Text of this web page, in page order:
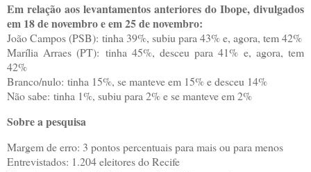
Em relação aos levantamentos anteriores do Ibope, divulgados
em 18 de novembro e em 25 de novembro:
João Campos (PSB): tinha 39%, subiu para 43% e, agora, tem 42%
Marília Arraes (PT): tinha 45%, desceu para 41% e, agora, tem
42%
Branco/nulo: tinha 15%, se manteve em 15% e desceu 14%
Não sabe: tinha 1%, subiu para 2% e se manteve em 2%
Sobre a pesquisa
Margem de erro: 3 pontos percentuais para mais ou para menos
Entrevistados: 1.204 eleitores do Recife